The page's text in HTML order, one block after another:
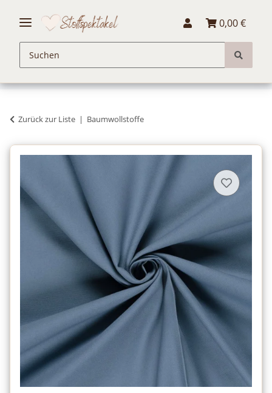
0,00 €
Zurück zur Liste Baumwollstoffe